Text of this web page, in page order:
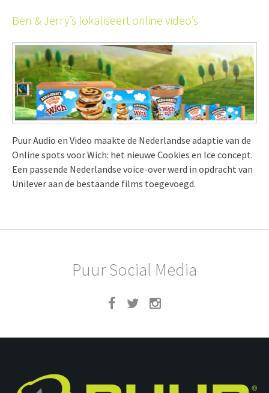
Ben & Jerry’s lokaliseert online video’s
Puur Audio en Video maakte de Nederlandse adaptie van de
Online spots voor Wich: het nieuwe Cookies en Ice concept.
Een passende Nederlandse voice-over werd in opdracht van
Unilever aan de bestaande films toegevoegd.
Puur Social Media